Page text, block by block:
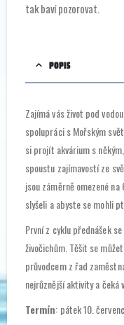
tak baví pozorovat.
POPIS
Zajímá vás život pod
spolupráci s Mořským
si projít akvárium s
spoustu zajímavostí ze
jsou záměrně omezené
slyšeli a abyste se mohli
První z cyklu přednášek
živočichům. Těšit se
průvodcem z řad
nejrůznější aktivity a čeká
Termín: pátek 10.